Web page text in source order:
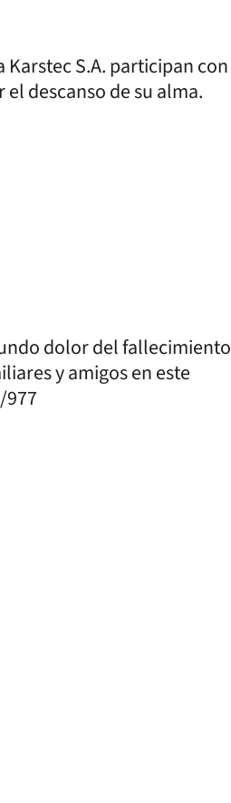
S.A. participan con
descanso de su alma.
dolor del fallecimiento
y amigos en este
977